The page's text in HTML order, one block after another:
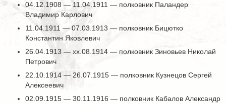
04.12.1908 — 11.04.1911 — полковник Паландер
Владимир Карлович
11.04.1911 — 07.03.1913 — полковник Бицютко
Константин Яковлевич
26.04.1913 — хх.08.1914 — полковник Зиновьев Николай
Петрович
22.10.1914 — 26.07.1915 — полковник Кузнецов Сергей
Алексеевич
02.09.1915 — 30.11.1916 — полковник Кабалов Александр